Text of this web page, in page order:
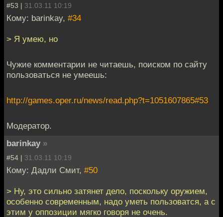
#53 | 31.03.11 10:19
Кому: barinkay, #34
> Я умею, но
Чужие комментарии не читаешь, поиском по сайту
пользоваться не умеешь:
http://games.oper.ru/news/read.php?t=1051607865#53
Модератор.
barinkay »
#54 | 31.03.11 10:19
Кому: Дадли Смит, #50
> Ну, это сильно затянет дело, поскольку оружием,
особенно современным, надо уметь пользоватся, а с
этим у оппозиции мягко говоря не очень.